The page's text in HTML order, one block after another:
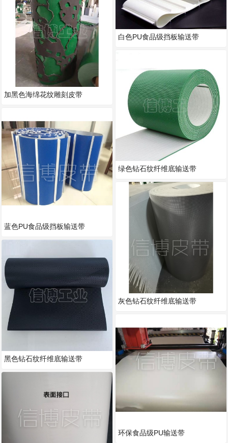
加黑色海绵花纹雕刻皮带
蓝色PU食品级挡板输送带
黑色钻石纹纤维底输送带
白色PU食品级挡板输送带
绿色钻石纹纤维底输送带
灰色钻石纹纤维底输送带
环保食品级PU输送带